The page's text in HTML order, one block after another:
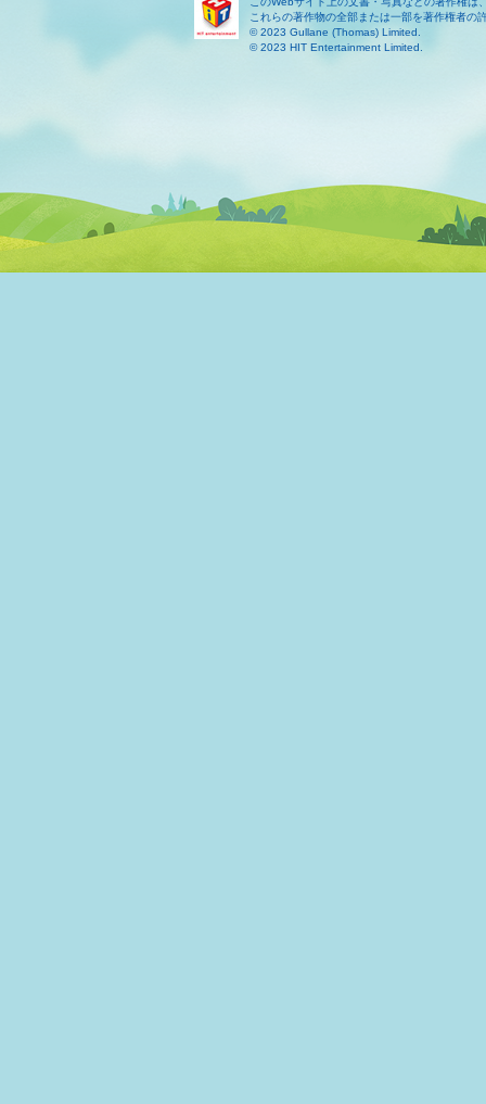
これらの著作物の全部または一部を著作権者の
© 2023 Gullane (Thomas) Limited.
© 2023 HIT Entertainment Limited.